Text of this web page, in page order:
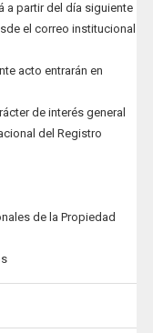
a partir del día siguiente
el correo institucional
acto entrarán en
de interés general
del Registro
de la Propiedad